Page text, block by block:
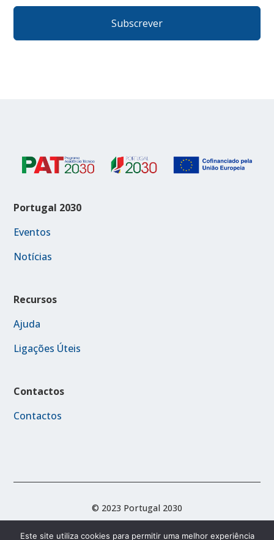
Portugal 2030
Eventos
Notícias
Recursos
Ajuda
Ligações Úteis
Contactos
Contactos
© 2023 Portugal 2030
Este site utiliza cookies para permitir uma melhor experiência